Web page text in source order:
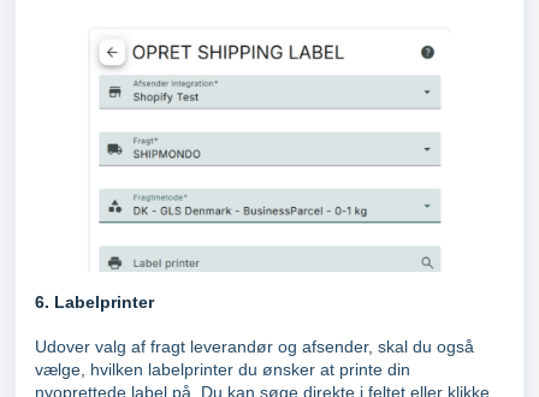
6. Labelprinter
Udover valg af fragt leverandør og afsender, skal du også
vælge, hvilken labelprinter du ønsker at printe din
nyoprettede label på. Du kan søge direkte i feltet eller klikke